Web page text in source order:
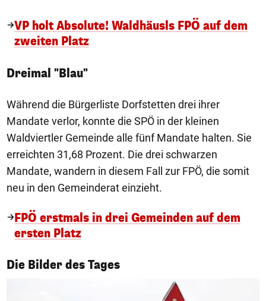
VP holt Absolute! Waldhäusls FPÖ auf dem
zweiten Platz
Dreimal "Blau"
Während die Bürgerliste Dorfstetten drei ihrer
Mandate verlor, konnte die SPÖ in der kleinen
Waldviertler Gemeinde alle fünf Mandate halten. Sie
erreichten 31,68 Prozent. Die drei schwarzen
Mandate, wandern in diesem Fall zur FPÖ, die somit
neu in den Gemeinderat einzieht.
FPÖ erstmals in drei Gemeinden auf dem
ersten Platz
Die Bilder des Tages
1/50